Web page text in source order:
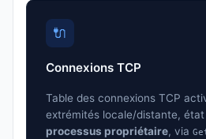
🔌
Connexions TCP
Table des connexions TCP
extrémités locale/distante,
processus propriétaire, via